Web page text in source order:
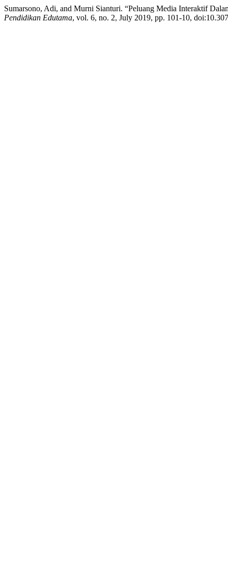
Sumarsono, Adi, and Murni Sianturi. “Peluang Media Interaktif
Pendidikan Edutama, vol. 6, no. 2, July 2019, pp. 101-10,